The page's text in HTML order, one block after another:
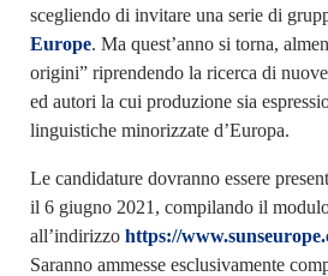
scegliendo di invitare una serie di
Europe. Ma quest’anno si torna,
origini” riprendendo la ricerca di
ed autori la cui produzione sia
linguistiche minorizzate d’Europa.
Le candidature dovranno essere
il 6 giugno 2021, compilando il
all’indirizzo https://
Saranno ammesse esclusivamente